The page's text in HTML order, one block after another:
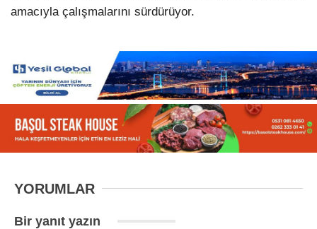
amacıyla çalışmalarını sürdürüyor.
YORUMLAR
Bir yanıt yazın